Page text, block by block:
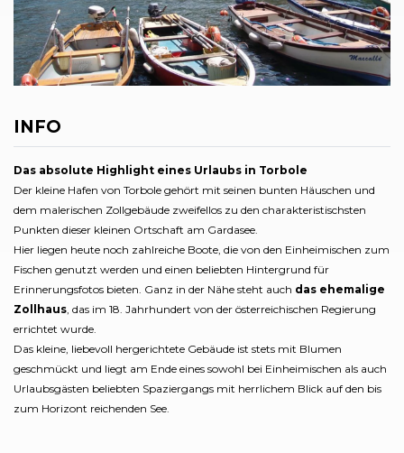
INFO
Das absolute Highlight eines Urlaubs in Torbole
Der kleine Hafen von Torbole gehört mit seinen bunten Häuschen und
dem malerischen Zollgebäude zweifellos zu den charakteristischsten
Punkten dieser kleinen Ortschaft am Gardasee.
Hier liegen heute noch zahlreiche Boote, die von den Einheimischen zum
Fischen genutzt werden und einen beliebten Hintergrund für
Erinnerungsfotos bieten. Ganz in der Nähe steht auch das ehemalige
Zollhaus , das im 18. Jahrhundert von der österreichischen Regierung
errichtet wurde.
Das kleine, liebevoll hergerichtete Gebäude ist stets mit Blumen
geschmückt und liegt am Ende eines sowohl bei Einheimischen als auch
Urlaubsgästen beliebten Spaziergangs mit herrlichem Blick auf den bis
zum Horizont reichenden See.